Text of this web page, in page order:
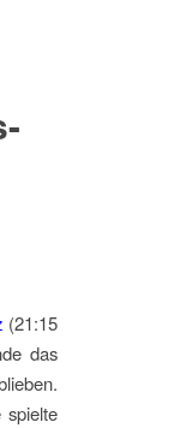
(21:15
das
spielte